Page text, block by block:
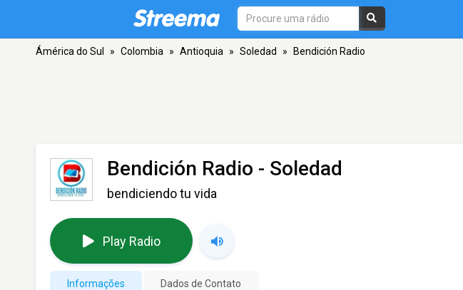
Ámérica do Sul » Colombia » Antioquia » Soledad » Bendición Radio
Bendición Radio - Soledad
bendiciendo tu vida
Play Radio
Informações Dados de Contato